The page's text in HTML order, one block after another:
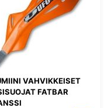
VAHVIKKEISET
FATBAR